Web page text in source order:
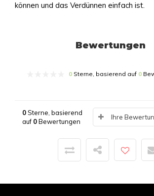
können und das Verdünnen einfach ist.
Bewertungen
0 Sterne, basierend auf 0
0Sterne, basierend
auf 0Bewertungen
Ihre